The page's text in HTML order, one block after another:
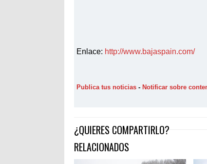
Enlace: http://www.bajaspain.com/
Publica tus noticias - Notificar sobre
¿QUIERES COMPARTIRLO?
RELACIONADOS